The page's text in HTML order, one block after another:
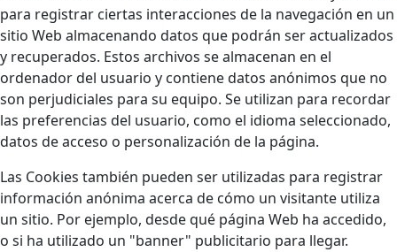
para registrar ciertas interacciones de la navegación en un
sitio Web almacenando datos que podrán ser actualizados
y recuperados. Estos archivos se almacenan en el
ordenador del usuario y contiene datos anónimos que no
son perjudiciales para su equipo. Se utilizan para recordar
las preferencias del usuario, como el idioma seleccionado,
datos de acceso o personalización de la página.
Las Cookies también pueden ser utilizadas para registrar
información anónima acerca de cómo un visitante utiliza
un sitio. Por ejemplo, desde qué página Web ha accedido,
o si ha utilizado un "banner" publicitario para llegar.